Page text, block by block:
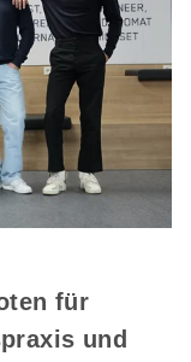
für
und